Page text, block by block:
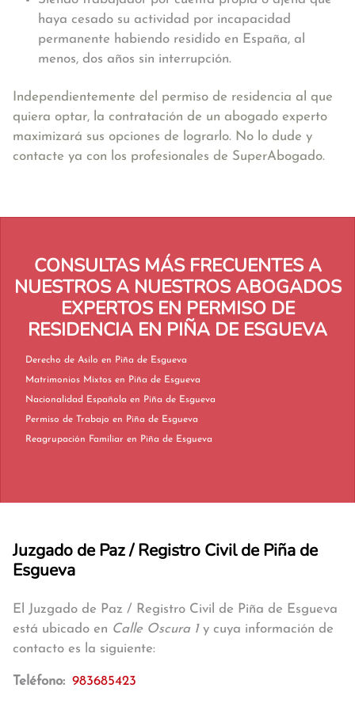
haya cesado su actividad por incapacidad
permanente habiendo residido en España, al
menos, dos años sin interrupción.
Independientemente del permiso de residencia al que
quiera optar, la contratación de un abogado experto
maximizará sus opciones de lograrlo. No lo dude y
contacte ya con los profesionales de SuperAbogado.
CONSULTAS MÁS FRECUENTES A
NUESTROS A NUESTROS ABOGADOS
EXPERTOS EN PERMISO DE
RESIDENCIA EN PIÑA DE ESGUEVA
Derecho de Asilo en Piña de Esgueva
Matrimonios Mixtos en Piña de Esgueva
Nacionalidad Española en Piña de Esgueva
Permiso de Trabajo en Piña de Esgueva
Reagrupación Familiar en Piña de Esgueva
Juzgado de Paz / Registro Civil de Piña de
Esgueva
El Juzgado de Paz / Registro Civil de Piña de Esgueva
está ubicado en Calle Oscura 1y cuya información de
contacto es la siguiente:
Teléfono: 983685423